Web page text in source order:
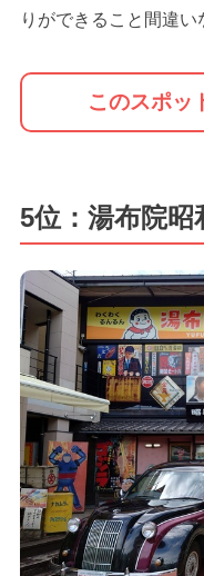
りができること間違い
このスポッ
5位：湯布院昭